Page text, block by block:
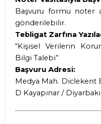
Başvuru formu noter
gönderilebilir.
Tebligat Zarfına
“Kişisel Verilerin
Bilgi Talebi”
Başvuru Adresi:
Medya Mah. Diclekent
D Kayapınar /